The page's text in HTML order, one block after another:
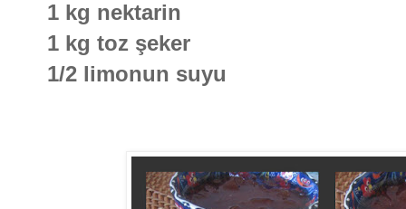
1 kg nektarin
1 kg toz şeker
1/2 limonun suyu